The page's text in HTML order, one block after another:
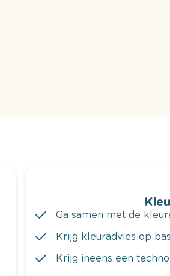
Ga samen met de
Krijg kleuradvies op
Krijg ineens een